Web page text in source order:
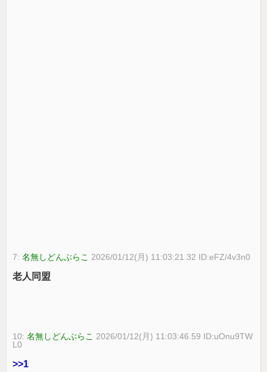
7:名無しどんぶらこ 2026/01/12(月) 11:03:21.32 ID:eFZ/4v3n0
老人同盟
10:名無しどんぶらこ 2026/01/12(月) 11:03:46.59 ID:uOnu9TW
L0
>>1